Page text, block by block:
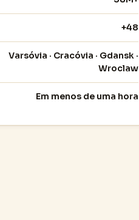
+48
Varsóvia · Cracóvia · Gdansk ·
Wroclaw
Em menos de uma hora